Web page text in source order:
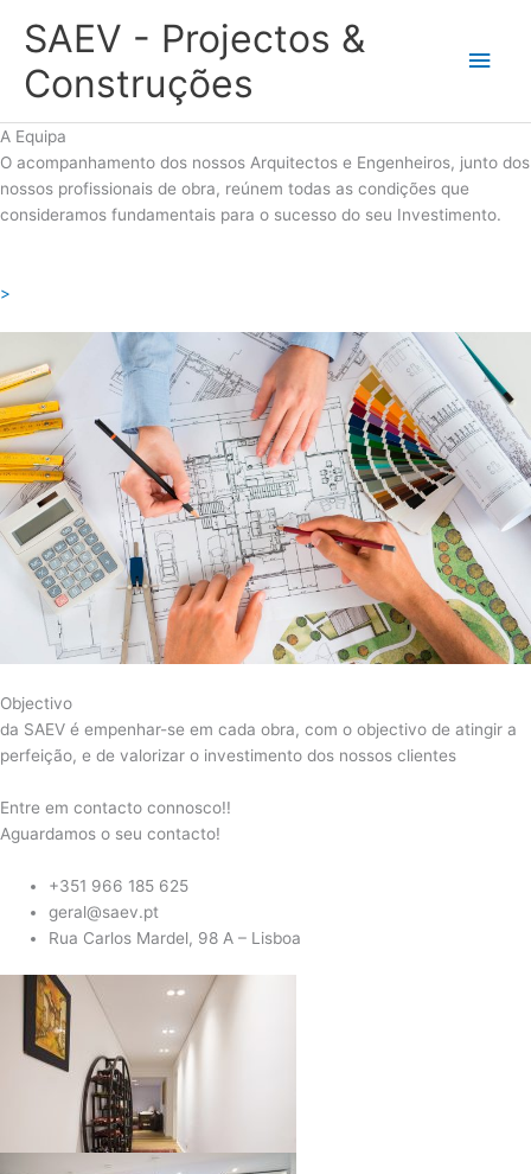
SAEV - Projectos &
Construções
Main
A Equipa
O acompanhamento dos nossos Arquitectos e Engenheiros, junto dos
nossos profissionais de obra, reúnem todas as condições que
consideramos fundamentais para o sucesso do seu Investimento.
>
Objectivo
da SAEV é empenhar-se em cada obra, com o objectivo de atingir a
perfeição, e de valorizar o investimento dos nossos clientes
Entre em contacto connosco!!
Aguardamos o seu contacto!
+351 966 185 625
geral@saev.pt
Rua Carlos Mardel, 98 A – Lisboa